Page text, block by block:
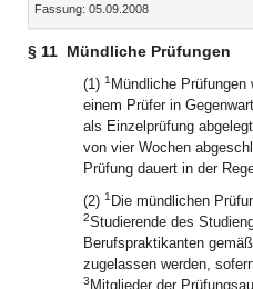
Fassung: 05.09.2008
§ 11 Mündliche Prüfungen
(1) 1 Mündliche Prüfungen
einem Prüfer in
als Einzelprüfung
von vier Wochen
Prüfung dauert in der
(2) 1 Die mündlichen
2Studierende des
Berufspraktikanten
zugelassen werden,
3 Mitglieder der